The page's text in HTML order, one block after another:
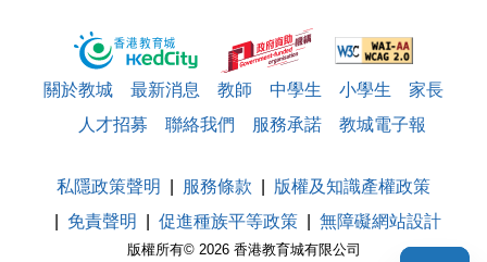
關於教城 最新消息 教師 中學生 小學生
家長
人才招募
聯絡我們 服務承諾 教城電子報
版權所有© 2026 香港教育城有限公司
私隱政策聲明 服務條款
版權及知識產權政策
免責聲明
促進種族平等政策 無障礙網站設計